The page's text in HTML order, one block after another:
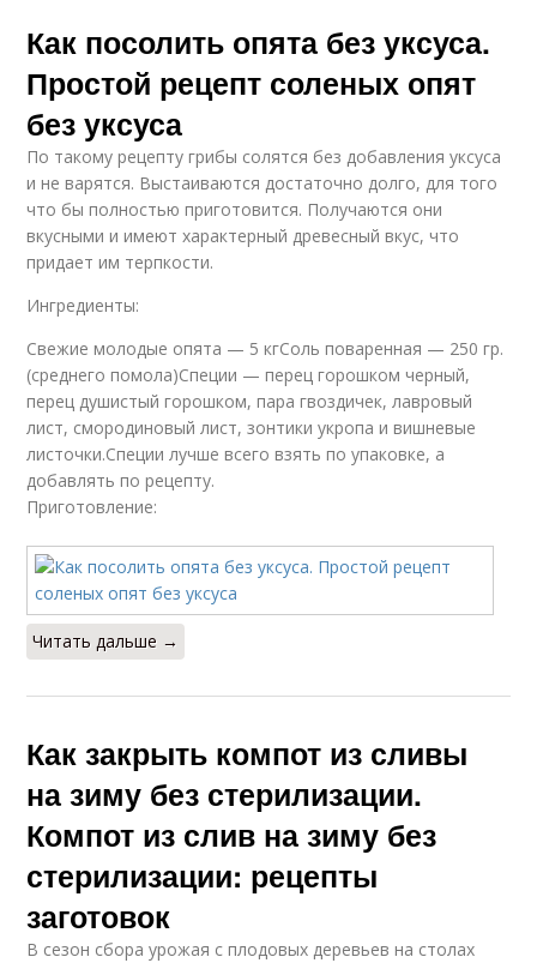
Как посолить опята без уксуса.
Простой рецепт соленых опят
без уксуса
По такому рецепту грибы солятся без добавления уксуса
и не варятся. Выстаиваются достаточно долго, для того
что бы полностью приготовится. Получаются они
вкусными и имеют характерный древесный вкус, что
придает им терпкости.
Ингредиенты:
Свежие молодые опята — 5 кгСоль поваренная — 250 гр.
(среднего помола)Специи — перец горошком черный,
перец душистый горошком, пара гвоздичек, лавровый
лист, смородиновый лист, зонтики укропа и вишневые
листочки.Специи лучше всего взять по упаковке, а
добавлять по рецепту.
Приготовление:
Читать дальше →
Как закрыть компот из сливы
на зиму без стерилизации.
Компот из слив на зиму без
стерилизации: рецепты
заготовок
В сезон сбора урожая с плодовых деревьев на столах